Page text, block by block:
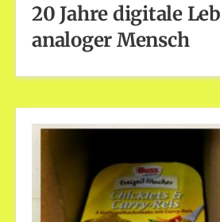
20 Jahre digitale
analoger Mensch